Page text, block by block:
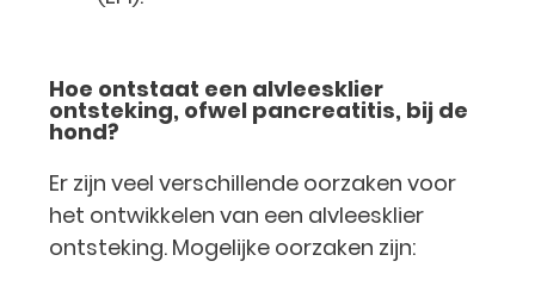
Hoe ontstaat een alvleesklier
ontsteking, ofwel pancreatitis, bij de
hond?
Er zijn veel verschillende oorzaken voor
het ontwikkelen van een alvleesklier
ontsteking. Mogelijke oorzaken zijn: